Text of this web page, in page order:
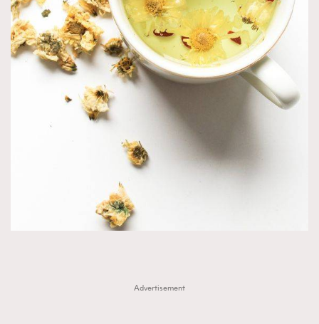
Advertisement